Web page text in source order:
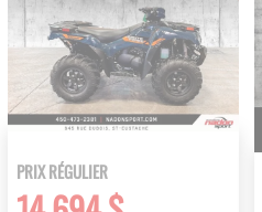
PRIX RÉGULIER